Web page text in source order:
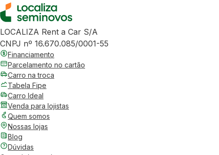
LOCALIZA Rent a Car S/A
CNPJ nº 16.670.085/0001-55
Financiamento
Parcelamento no cartão
Carro na troca
Tabela Fipe
Carro Ideal
Venda para lojistas
Quem somos
Nossas lojas
Blog
Dúvidas